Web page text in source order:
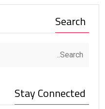
Search
Stay Connected